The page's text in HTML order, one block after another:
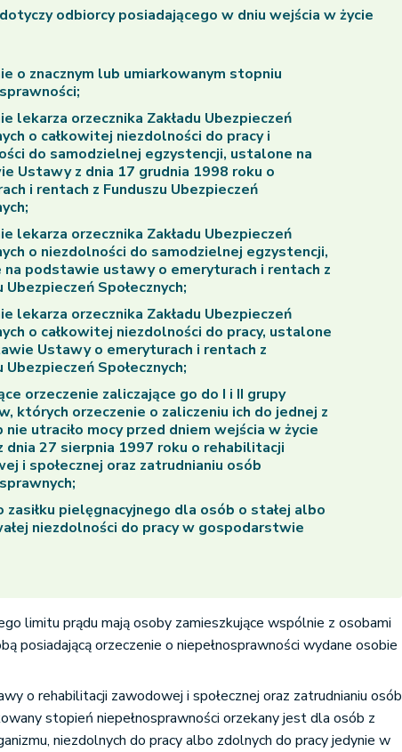
odbiorcy posiadającego w dniu wejścia w życie
o znacznym lub umiarkowanym stopniu
lekarza orzecznika Zakładu Ubezpieczeń
o całkowitej niezdolności do pracy i
do samodzielnej egzystencji, ustalone na
Ustawy z dnia 17 grudnia 1998 roku o
i rentach z Funduszu Ubezpieczeń
lekarza orzecznika Zakładu Ubezpieczeń
o niezdolności do samodzielnej egzystencji,
podstawie ustawy o emeryturach i rentach z
Ubezpieczeń Społecznych;
lekarza orzecznika Zakładu Ubezpieczeń
o całkowitej niezdolności do pracy, ustalone
Ustawy o emeryturach i rentach z
Ubezpieczeń Społecznych;
orzeczenie zaliczające go do I i II grupy
których orzeczenie o zaliczeniu ich do jednej z
nie utraciło mocy przed dniem wejścia w życie
dnia 27 sierpnia 1997 roku o rehabilitacji
i społecznej oraz zatrudnianiu osób
zasiłku pielęgnacyjnego dla osób o stałej albo
niezdolności do pracy w gospodarstwie
limitu prądu mają osoby zamieszkujące wspólnie z osobami
posiadającą orzeczenie o niepełnosprawności wydane osobie
o rehabilitacji zawodowej i społecznej oraz zatrudnianiu osób
stopień niepełnosprawności orzekany jest dla osób z
niezdolnych do pracy albo zdolnych do pracy jedynie w